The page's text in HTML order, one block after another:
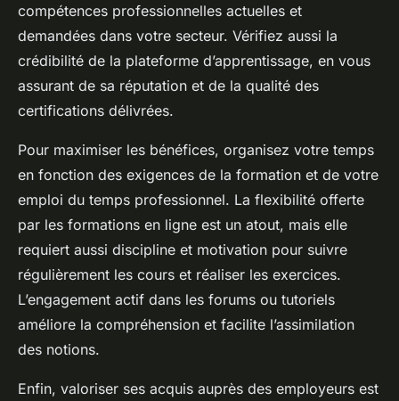
compétences professionnelles actuelles et
demandées dans votre secteur. Vérifiez aussi la
crédibilité de la plateforme d’apprentissage, en vous
assurant de sa réputation et de la qualité des
certifications délivrées.
Pour maximiser les bénéfices, organisez votre temps
en fonction des exigences de la formation et de votre
emploi du temps professionnel. La flexibilité offerte
par les formations en ligne est un atout, mais elle
requiert aussi discipline et motivation pour suivre
régulièrement les cours et réaliser les exercices.
L’engagement actif dans les forums ou tutoriels
améliore la compréhension et facilite l’assimilation
des notions.
Enfin, valoriser ses acquis auprès des employeurs est